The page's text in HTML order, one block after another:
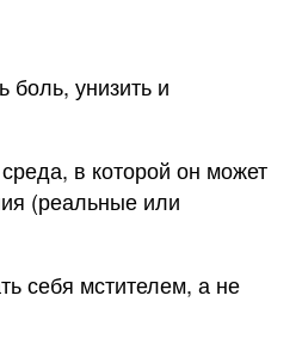
боль, унизить и
в которой он может
(реальные или
себя мстителем, а не